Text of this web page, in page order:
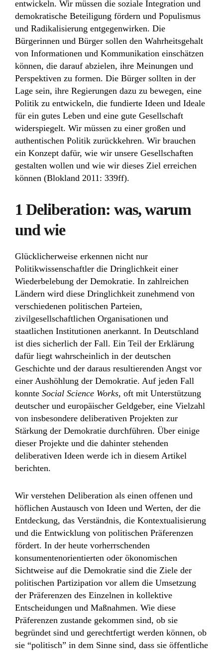
entwickeln. Wir müssen die soziale Integration und
demokratische Beteiligung fördern und Populismus
und Radikalisierung entgegenwirken. Die
Bürgerinnen und Bürger sollen den Wahrheitsgehalt
von Informationen und Kommunikation einschätzen
können, die darauf abzielen, ihre Meinungen und
Perspektiven zu formen. Die Bürger sollten in der
Lage sein, ihre Regierungen dazu zu bewegen, eine
Politik zu entwickeln, die fundierte Ideen und Ideale
für ein gutes Leben und eine gute Gesellschaft
widerspiegelt. Wir müssen zu einer großen und
authentischen Politik zurückkehren. Wir brauchen
ein Konzept dafür, wie wir unsere Gesellschaften
gestalten wollen und wie wir dieses Ziel erreichen
können (Blokland 2011: 339ff).
1 Deliberation: was, warum
und wie
Glücklicherweise erkennen nicht nur
Politikwissenschaftler die Dringlichkeit einer
Wiederbelebung der Demokratie. In zahlreichen
Ländern wird diese Dringlichkeit zunehmend von
verschiedenen politischen Parteien,
zivilgesellschaftlichen Organisationen und
staatlichen Institutionen anerkannt. In Deutschland
ist dies sicherlich der Fall. Ein Teil der Erklärung
dafür liegt wahrscheinlich in der deutschen
Geschichte und der daraus resultierenden Angst vor
einer Aushöhlung der Demokratie. Auf jeden Fall
konnte Social Science Works, oft mit Unterstützung
deutscher und europäischer Geldgeber, eine Vielzahl
von insbesondere deliberativen Projekten zur
Stärkung der Demokratie durchführen. Über einige
dieser Projekte und die dahinter stehenden
deliberativen Ideen werde ich in diesem Artikel
berichten.
Wir verstehen Deliberation als einen offenen und
höflichen Austausch von Ideen und Werten, der die
Entdeckung, das Verständnis, die Kontextualisierung
und die Entwicklung von politischen Präferenzen
fördert. In der heute vorherrschenden
konsumentenorientierten oder ökonomischen
Sichtweise auf die Demokratie sind die Ziele der
politischen Partizipation vor allem die Umsetzung
der Präferenzen des Einzelnen in kollektive
Entscheidungen und Maßnahmen. Wie diese
Präferenzen zustande gekommen sind, ob sie
begründet sind und gerechtfertigt werden können, ob
sie “politisch” in dem Sinne sind, dass sie öffentliche